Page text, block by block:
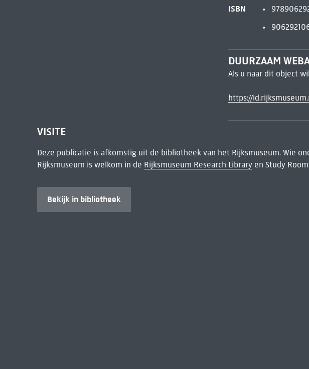
ISBN
DUURZAAM
Als u naar dit object
https://
VISITE
Deze publicatie is afkomstig uit de bibliotheek van het Rijksmuseum. Wie
Rijksmuseum is welkom in de Rijksmuseum Research Libraryen Study
Bekijk in bibliotheek